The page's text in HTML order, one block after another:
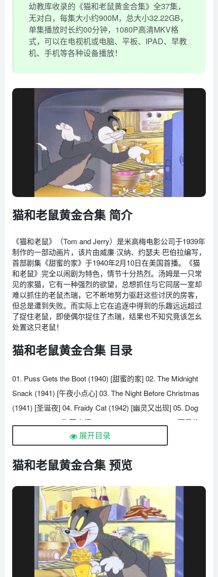
幼教库收录的《猫和老鼠黄金合集》全37集，
无对白，每集大小约900M，总大小32.22GB，
单集播放时长约00分钟，1080P高清MKV格
式，可以在电视机或电脑、平板、IPAD、早教
机、手机等各种设备播放！
猫和老鼠黄金合集 简介
《猫和老鼠》（Tom and Jerry）是米高梅电影公司于1939年
制作的一部动画片，该片由威廉·汉纳、约瑟夫·巴伯拉编写，
首部剧集《甜蜜的家》于1940年2月10日在美国首播。《猫
和老鼠》完全以闹剧为特色，情节十分热烈。汤姆是一只常
见的家猫，它有一种强烈的欲望，总想抓住与它同居一室却
难以抓住的老鼠杰瑞，它不断地努力驱赶这些讨厌的房客，
但总是遭到失败。而实际上它在追逐中得到的乐趣远远超过
了捉住老鼠，即使偶尔捉住了杰瑞，结果也不知究竟该怎幺
处置这只老鼠！
猫和老鼠黄金合集 目录
01. Puss Gets the Boot (1940) [甜蜜的家] 02. The Midnight
Snack (1941) [午夜小点心] 03. The Night Before Christmas
(1941) [圣诞夜] 04. Fraidy Cat (1942) [幽灵又出现] 05. Dog
Trouble (1942) [狗惹麻烦] 06. Puss N’ Toots (1942) [可爱的
猫女孩] 07. The Bowling Alley-Cat (1942) [保龄球馆里的猫]
Sufferin’ Cats (1943) [受罪猫] 10. The Lonesome Mouse
[扬基都德鼠] 12. Baby Puss (1943) [宝贝猫] 13. The Zoot
Cat (1944) [祖鲁猫] 14. The Million Dollar Cat (1944) [百万富
翁] 15. The Bodyguard (1944) [保镖] 16. Puttin’ On the Dog
(1944) [真假猎犬] 17. Mouse Trouble (1944) [老鼠的麻烦] 18.
The Mouse Comes to Dinner (1945) [鼠来晚餐] 19. Mouse In
Manhattan (1945) [曼哈顿的老鼠] 20. Tee for Two (1945) [双
展开目录
猫和老鼠黄金合集 预览